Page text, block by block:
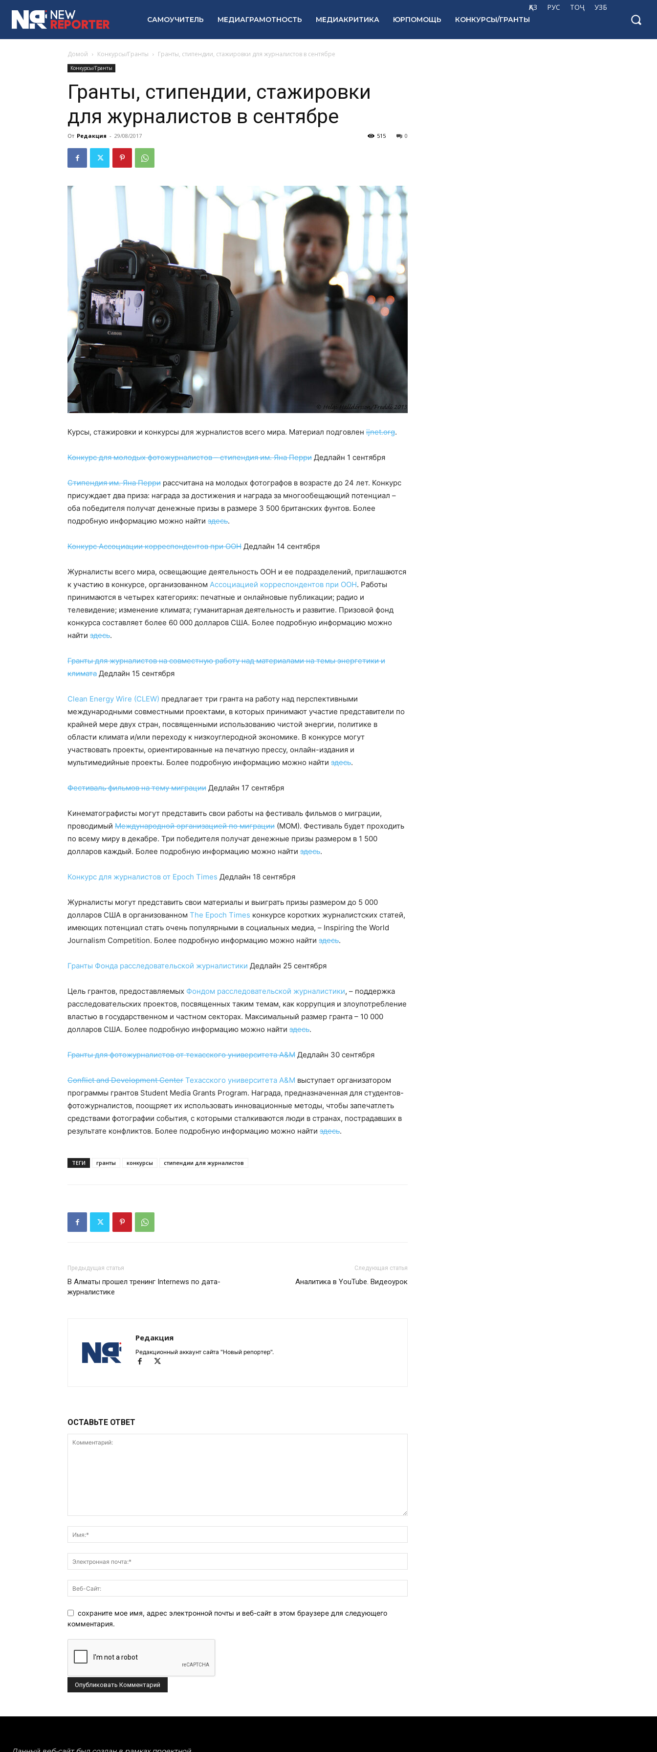
ҚАЗ РУС ТОҶ УЗБ
САМОУЧИТЕЛЬ МЕДИАГРАМОТНОСТЬ МЕДИАКРИТИКА ЮРПОМОЩЬ КОНКУРСЫ/ГРАНТЫ
Домой Конкурсы/Гранты Гранты, стипендии, стажировки для журналистов в сентябре
Конкурсы/Гранты
Гранты, стипендии, стажировки
для журналистов в сентябре
От Редакция - 29/08/2017 0
515
Курсы, стажировки и конкурсы для журналистов всего мира. Материал подговлен ijnet.org.
Конкурс для молодых фотожурналистов – стипендия им. Яна Перри Дедлайн 1 сентября
Стипендия им. Яна Перри рассчитана на молодых фотографов в возрасте до 24 лет. Конкурс
присуждает два приза: награда за достижения и награда за многообещающий потенциал –
оба победителя получат денежные призы в размере 3 500 британских фунтов. Более
подробную информацию можно найти здесь.
Конкурс Ассоциации корреспондентов при ООН Дедлайн 14 сентября
Журналисты всего мира, освещающие деятельность ООН и ее подразделений, приглашаются
к участию в конкурсе, организованном Ассоциацией корреспондентов при ООН. Работы
принимаются в четырех категориях: печатные и онлайновые публикации; радио и
телевидение; изменение климата; гуманитарная деятельность и развитие. Призовой фонд
конкурса составляет более 60 000 долларов США. Более подробную информацию можно
найти здесь.
Гранты для журналистов на совместную работу над материалами на темы энергетики и
климата Дедлайн 15 сентября
Clean Energy Wire (CLEW) предлагает три гранта на работу над перспективными
международными совместными проектами, в которых принимают участие представители по
крайней мере двух стран, посвященными использованию чистой энергии, политике в
области климата и/или переходу к низкоуглеродной экономике. В конкурсе могут
участвовать проекты, ориентированные на печатную прессу, онлайн-издания и
мультимедийные проекты. Более подробную информацию можно найти здесь.
Фестиваль фильмов на тему миграции Дедлайн 17 сентября
Кинематографисты могут представить свои работы на фестиваль фильмов о миграции,
проводимый Международной организацией по миграции (МОМ). Фестиваль будет проходить
по всему миру в декабре. Три победителя получат денежные призы размером в 1 500
долларов каждый. Более подробную информацию можно найти здесь.
Конкурс для журналистов от Epoch Times Дедлайн 18 сентября
Журналисты могут представить свои материалы и выиграть призы размером до 5 000
долларов США в организованном The Epoch Times конкурсе коротких журналистских статей,
имеющих потенциал стать очень популярными в социальных медиа, – Inspiring the World
Journalism Competition. Более подробную информацию можно найти здесь.
Гранты Фонда расследовательской журналистики Дедлайн 25 сентября
Цель грантов, предоставляемых Фондом расследовательской журналистики, – поддержка
расследовательских проектов, посвященных таким темам, как коррупция и злоупотребление
властью в государственном и частном секторах. Максимальный размер гранта – 10 000
долларов США. Более подробную информацию можно найти здесь.
Гранты для фотожурналистов от техасского университета A&M Дедлайн 30 сентября
Conflict and Development Center Техасского университета A&M выступает организатором
программы грантов Student Media Grants Program. Награда, предназначенная для студентов-
фотожурналистов, поощряет их использовать инновационные методы, чтобы запечатлеть
средствами фотографии события, с которыми сталкиваются люди в странах, пострадавших в
результате конфликтов. Более подробную информацию можно найти здесь.
ТЕГИ гранты конкурсы стипендии для журналистов
Предыдущая статья
В Алматы прошел тренинг Internews по дата-
журналистике
Следующая статья
Аналитика в YouTube. Видеоурок
Редакция
Редакционный аккаунт сайта "Новый репортер".
ОСТАВЬТЕ ОТВЕТ
сохраните мое имя, адрес электронной почты и веб-сайт в этом браузере для следующего
комментария.